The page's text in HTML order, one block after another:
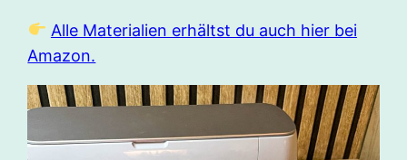
Alle Materialien erhältst du auch hier bei
Amazon.